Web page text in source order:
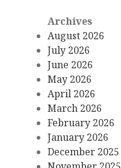
Archives
August 2026
July 2026
June 2026
May 2026
April 2026
March 2026
February 2026
January 2026
December 2025